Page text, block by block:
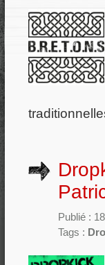
Publié :
Tags :